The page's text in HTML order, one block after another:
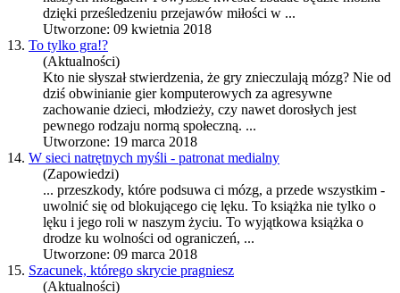
dzięki prześledzeniu przejawów miłości w ...
Utworzone: 09 kwietnia 2018
13. To tylko gra!?
(Aktualności)
Kto nie słyszał stwierdzenia, że gry znieczulają mózg? Nie od
dziś obwinianie gier komputerowych za agresywne
zachowanie dzieci, młodzieży, czy nawet dorosłych jest
pewnego rodzaju normą społeczną. ...
Utworzone: 19 marca 2018
14. W sieci natrętnych myśli - patronat medialny
(Zapowiedzi)
... przeszkody, które podsuwa ci mózg, a przede wszystkim -
uwolnić się od blokującego cię lęku. To książka nie tylko o
lęku i jego roli w naszym życiu. To wyjątkowa książka o
drodze ku wolności od ograniczeń, ...
Utworzone: 09 marca 2018
15. Szacunek, którego skrycie pragniesz
(Aktualności)